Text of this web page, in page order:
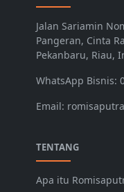
Jalan Sariamin
Pangeran, Cinta
Pekanbaru, Riau,
WhatsApp Bisnis:
Email:
TENTANG
Apa itu